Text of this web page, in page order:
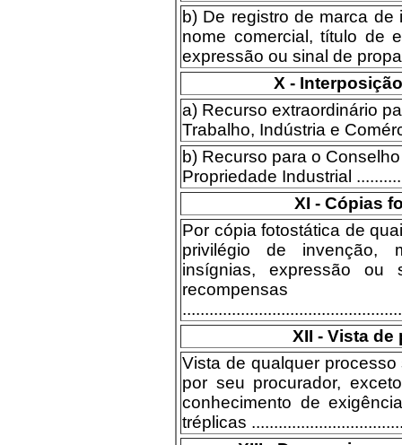
b) De registro de marca
nome comercial, título de
expressão ou sinal de
X -
a) Recurso extraordinário
Trabalho, Indústria e
b) Recurso para o
Propriedade Industrial ..........
XI - Cópias
Por cópia fotostática de
privilégio de invenção,
insígnias, expressão ou
XII - Vista
Vista de qualquer
por seu procurador,
conhecimento de
tréplicas